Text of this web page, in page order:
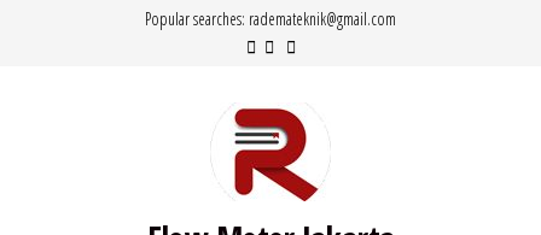
Popular searches: rademateknik@gmail.com